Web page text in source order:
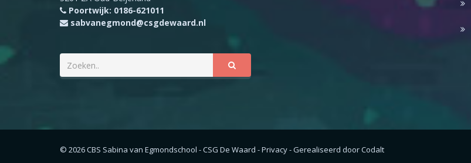
Poortwijk: 0186-621011
sabvanegmond@csgdewaard.nl
© 2026 CBS Sabina van Egmondschool - CSG De Waard -Privacy-Gerealiseerd door Codalt